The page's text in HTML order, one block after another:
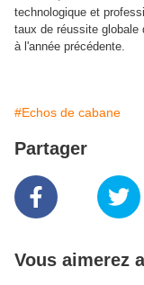
technologique et
taux de réussite globale
à l'année précédente.
#Echos de cabane
Partager
Vous aimerez